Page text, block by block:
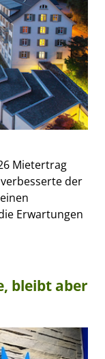
Mietertrag
der
Erwartungen
bleibt aber